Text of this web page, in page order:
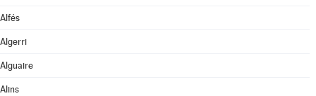
Alfés
Algerri
Alguaire
Alins